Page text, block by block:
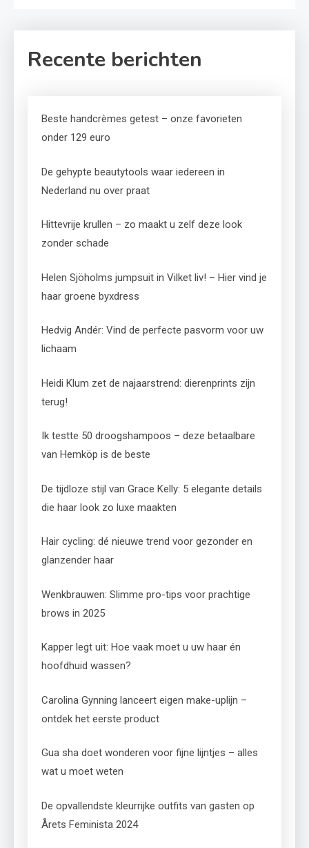
Recente berichten
Beste handcrèmes getest – onze favorieten
onder 129 euro
De gehypte beautytools waar iedereen in
Nederland nu over praat
Hittevrije krullen – zo maakt u zelf deze look
zonder schade
Helen Sjöholms jumpsuit in Vilket liv! – Hier vind je
haar groene byxdress
Hedvig Andér: Vind de perfecte pasvorm voor uw
lichaam
Heidi Klum zet de najaarstrend: dierenprints zijn
terug!
Ik testte 50 droogshampoos – deze betaalbare
van Hemköp is de beste
De tijdloze stijl van Grace Kelly: 5 elegante details
die haar look zo luxe maakten
Hair cycling: dé nieuwe trend voor gezonder en
glanzender haar
Wenkbrauwen: Slimme pro-tips voor prachtige
brows in 2025
Kapper legt uit: Hoe vaak moet u uw haar én
hoofdhuid wassen?
Carolina Gynning lanceert eigen make-uplijn –
ontdek het eerste product
Gua sha doet wonderen voor fijne lijntjes – alles
wat u moet weten
De opvallendste kleurrijke outfits van gasten op
Årets Feminista 2024